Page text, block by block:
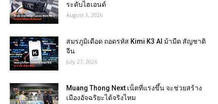
ระดับไฮเอนด์
August 3, 2026
สมรภูมิเดือด ถอดรหัส Kimi K3 AI ม้ามืด สัญชาติ
จีน
July 27, 2026
Muang Thong Next เน็ตที่แรงขึ้น จะช่วยสร้าง
เมืองอัจฉริยะได้จริงไหม